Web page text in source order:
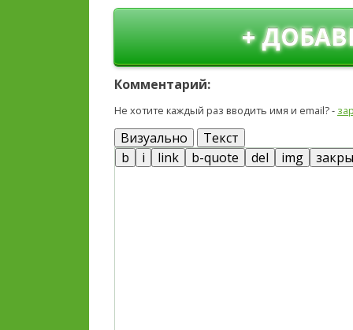
+
Комментарий:
Не хотите каждый раз вводить имя и email? -
Визуально Текст